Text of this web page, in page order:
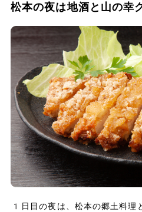
松本の夜は地酒と山の幸
1日目の夜は、松本の郷土料理